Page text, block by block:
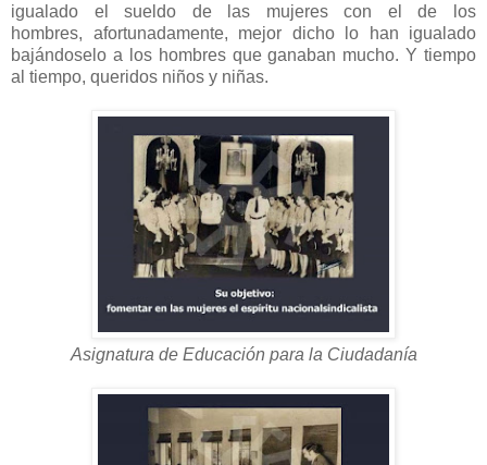
igualado el sueldo de las mujeres con el de los
hombres, afortunadamente, mejor dicho lo han igualado
bajándoselo a los hombres que ganaban mucho. Y tiempo
al tiempo, queridos niños y niñas.
Asignatura de Educación para la Ciudadanía